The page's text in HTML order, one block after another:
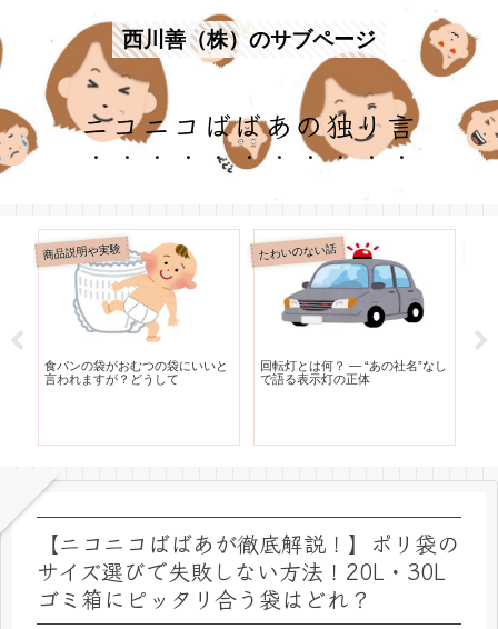
西川善（株）のサブページ
ニコニコばばあの独り言
商品説明や実験
食パンの袋がおむつの袋にいいと
言われますが？どうして
たわいのない話
回転灯とは何？ — “あの社名”なし
で語る表示灯の正体
【ニコニコばばあが徹底解説！】ポリ袋の
サイズ選びで失敗しない方法！20L・30L
ゴミ箱にピッタリ合う袋はどれ？